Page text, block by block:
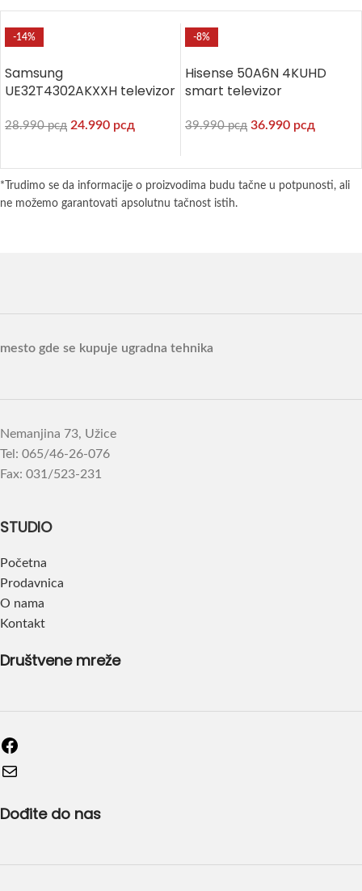
-14%
Samsung
UE32T4302AKXXH televizor
28.990рсд 24.990 рсд
-8%
Hisense 50A6N 4KUHD
smart televizor
39.990рсд 36.990 рсд
*Trudimo se da informacije o proizvodima budu tačne u potpunosti, ali
ne možemo garantovati apsolutnu tačnost istih.
mesto gde se kupuje ugradna tehnika
Nemanjina 73, Užice
Tel: 065/46-26-076
Fax: 031/523-231
STUDIO
Početna
Prodavnica
O nama
Kontakt
Društvene mreže
Dođite do nas